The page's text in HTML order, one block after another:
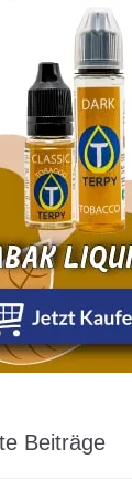
Beiträge